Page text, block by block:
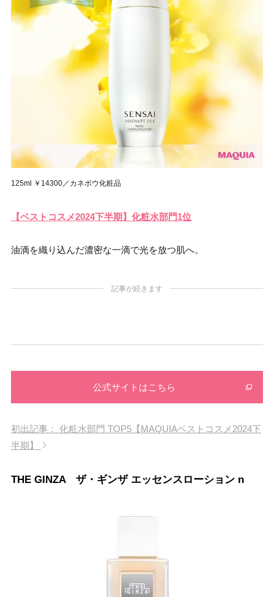
125ml ￥14300／カネボウ化粧品
【ベストコスメ2024下半期】化粧水部門1位
油滴を織り込んだ濃密な一滴で光を放つ肌へ。
記事が続きます
公式サイトはこちら
初出記事： 化粧水部門 TOP5【MAQUIAベストコスメ2024下
半期】
THE GINZA ザ・ギンザ エッセンスローション n